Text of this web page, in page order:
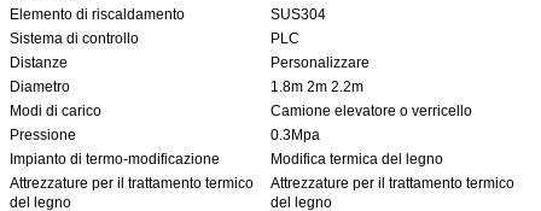
Elemento di riscaldamento
SUS304
Sistema di controllo
PLC
Distanze
Personalizzare
Diametro
1.8m 2m 2.2m
Modi di carico
Camione elevatore o verricello
Pressione
0.3Mpa
Impianto di termo-modificazione
Modifica termica del legno
Attrezzature per il trattamento termico
del legno
Attrezzature per il trattamento termico
del legno